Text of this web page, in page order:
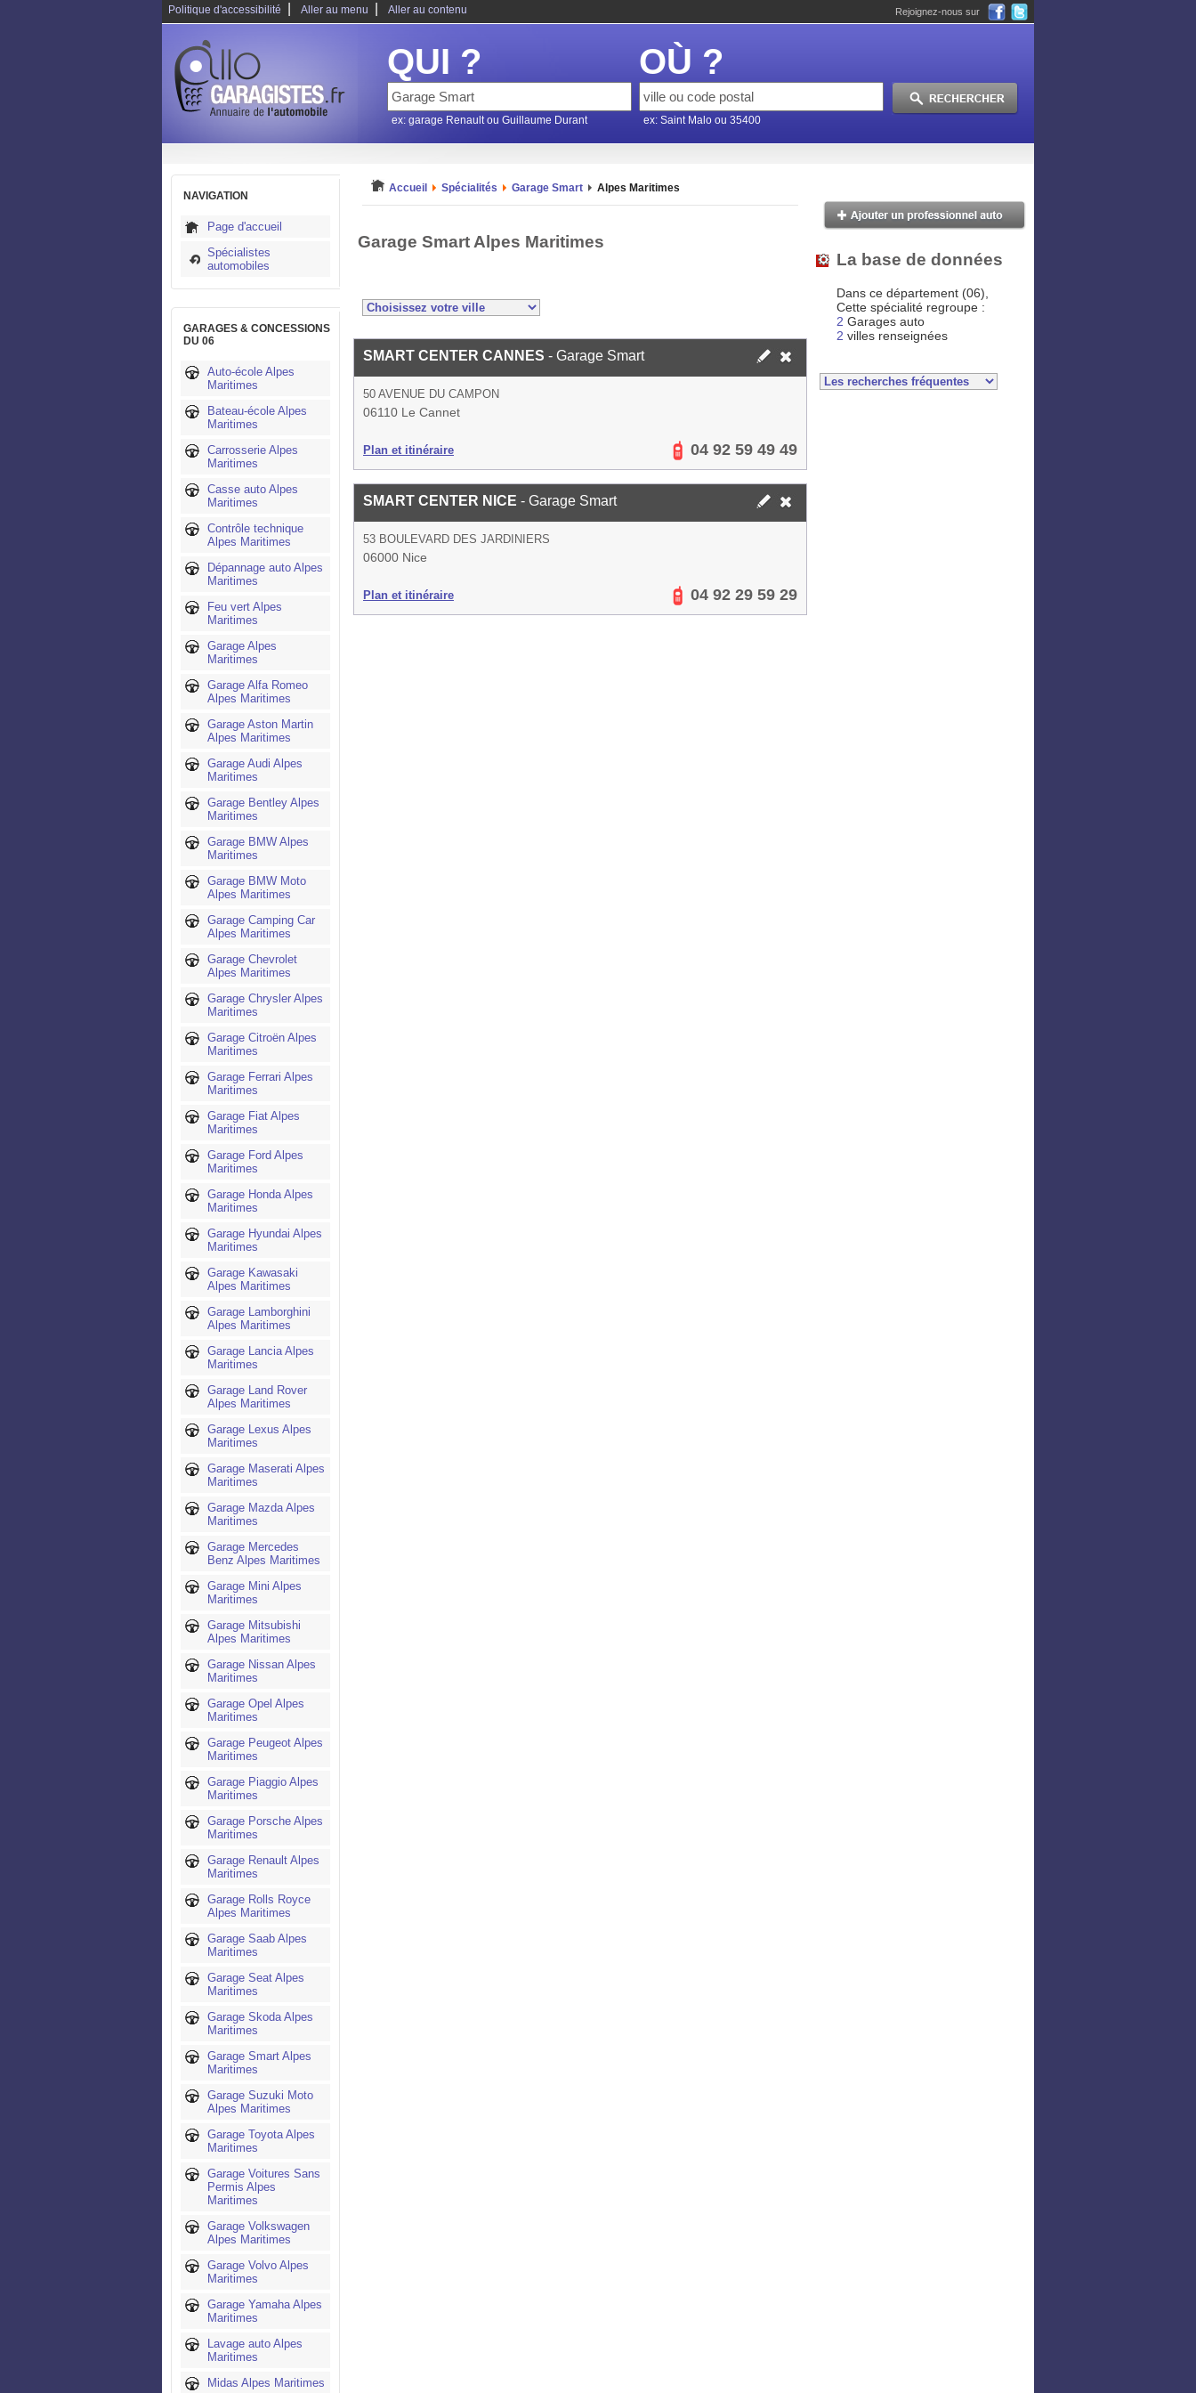
Politique d'accessibilité Aller au menu Aller au contenu Rejoignez-nous sur
QUI ?
ex: garage Renault ou Guillaume Durant
OÙ ?
ex: Saint Malo ou 35400
NAVIGATION
Page d'accueil
Spécialistes
automobiles
GARAGES & CONCESSIONS
DU 06
Auto-école Alpes
Maritimes
Bateau-école Alpes
Maritimes
Carrosserie Alpes
Maritimes
Casse auto Alpes
Maritimes
Contrôle technique
Alpes Maritimes
Dépannage auto Alpes
Maritimes
Feu vert Alpes
Maritimes
Garage Alpes
Maritimes
Garage Alfa Romeo
Alpes Maritimes
Garage Aston Martin
Alpes Maritimes
Garage Audi Alpes
Maritimes
Garage Bentley Alpes
Maritimes
Garage BMW Alpes
Maritimes
Garage BMW Moto
Alpes Maritimes
Garage Camping Car
Alpes Maritimes
Garage Chevrolet
Alpes Maritimes
Garage Chrysler Alpes
Maritimes
Garage Citroën Alpes
Maritimes
Garage Ferrari Alpes
Maritimes
Garage Fiat Alpes
Maritimes
Garage Ford Alpes
Maritimes
Garage Honda Alpes
Maritimes
Garage Hyundai Alpes
Maritimes
Garage Kawasaki
Alpes Maritimes
Garage Lamborghini
Alpes Maritimes
Garage Lancia Alpes
Maritimes
Garage Land Rover
Alpes Maritimes
Garage Lexus Alpes
Maritimes
Garage Maserati Alpes
Maritimes
Garage Mazda Alpes
Maritimes
Garage Mercedes
Benz Alpes Maritimes
Garage Mini Alpes
Maritimes
Garage Mitsubishi
Alpes Maritimes
Garage Nissan Alpes
Maritimes
Garage Opel Alpes
Maritimes
Garage Peugeot Alpes
Maritimes
Garage Piaggio Alpes
Maritimes
Garage Porsche Alpes
Maritimes
Garage Renault Alpes
Maritimes
Garage Rolls Royce
Alpes Maritimes
Garage Saab Alpes
Maritimes
Garage Seat Alpes
Maritimes
Garage Skoda Alpes
Maritimes
Garage Smart Alpes
Maritimes
Garage Suzuki Moto
Alpes Maritimes
Garage Toyota Alpes
Maritimes
Garage Voitures Sans
Permis Alpes
Maritimes
Garage Volkswagen
Alpes Maritimes
Garage Volvo Alpes
Maritimes
Garage Yamaha Alpes
Maritimes
Lavage auto Alpes
Maritimes
Midas Alpes Maritimes
Accueil Spécialités Garage Smart Alpes Maritimes
Garage Smart Alpes Maritimes
SMART CENTER CANNES - Garage Smart
50 AVENUE DU CAMPON
06110 Le Cannet
Plan et itinéraire 04 92 59 49 49
SMART CENTER NICE - Garage Smart
53 BOULEVARD DES JARDINIERS
06000 Nice
Plan et itinéraire 04 92 29 59 29
La base de données
Dans ce département (06),
Cette spécialité regroupe :
2 Garages auto
2 villes renseignées